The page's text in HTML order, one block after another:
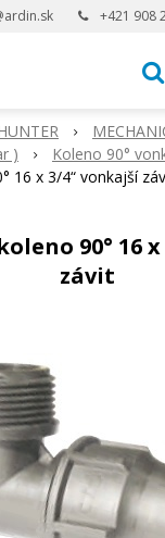
+421 908
)
Koleno 90°
16 x 3/4“ vonkajší
90° 16
závit